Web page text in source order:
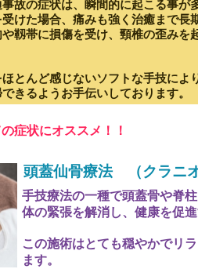
故の症状は、瞬間的に起こる事が
けた場合、痛みも強く治癒まで長
靱帯に損傷を受け、頸椎の歪みを
とんど感じないソフトな手技によ
きるようお手伝いしております。
症状にオススメ！！
頭蓋仙骨療法 （クラニオ
手技療法の一種で頭蓋骨や脊
体の緊張を解消し、健康を促進
この施術はとても穏やかでリ
ます。